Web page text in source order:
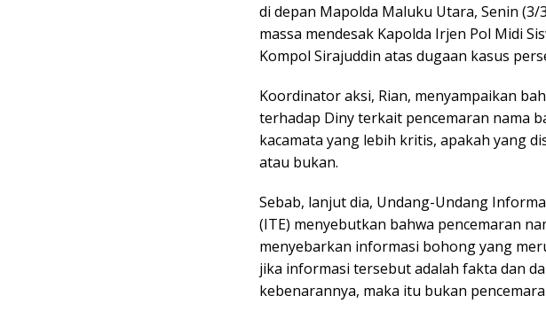
di depan Mapolda Maluku Utara, Senin (3/
massa mendesak Kapolda Irjen Pol Midi
Kompol Sirajuddin atas dugaan kasus
Koordinator aksi, Rian, menyampaikan
terhadap Diny terkait pencemaran nama
kacamata yang lebih kritis, apakah yang
atau bukan.
Sebab, lanjut dia, Undang-Undang
(ITE) menyebutkan bahwa pencemaran
menyebarkan informasi bohong yang
jika informasi tersebut adalah fakta dan
kebenarannya, maka itu bukan